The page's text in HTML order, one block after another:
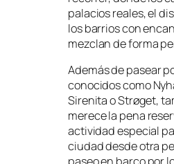
palacios reales, el
los barrios con
mezclan de forma
Además de pasear
conocidos como
Sirenita o Strøget,
merece la pena
actividad especial
ciudad desde otra